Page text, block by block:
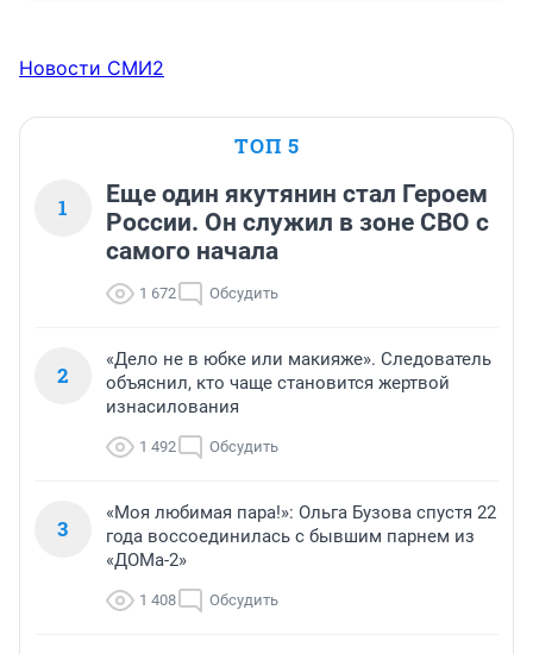
Новости СМИ2
ТОП 5
1
Еще один якутянин стал Героем
России. Он служил в зоне СВО с
самого начала
1 672 Обсудить
2
«Дело не в юбке или макияже». Следователь
объяснил, кто чаще становится жертвой
изнасилования
1 492 Обсудить
3
«Моя любимая пара!»: Ольга Бузова спустя 22
года воссоединилась с бывшим парнем из
«ДОМа-2»
1 408 Обсудить